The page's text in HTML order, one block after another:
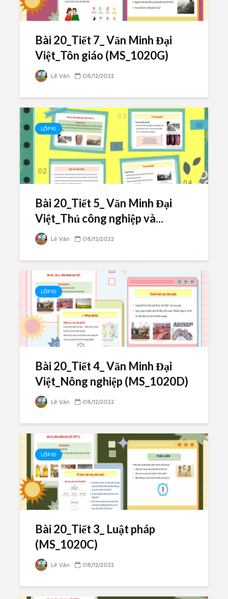
Bài 20_Tiết 7_ Văn Minh Đại
Việt_Tôn giáo (MS_1020G)
Lê Vân 08/12/2022
LỚP 10
Bài 20_Tiết 5_ Văn Minh Đại
Việt_Thủ công nghiệp và...
Lê Vân 08/12/2022
LỚP 10
Bài 20_Tiết 4_ Văn Minh Đại
Việt_Nông nghiệp (MS_1020D)
Lê Vân 08/12/2022
LỚP 10
Bài 20_Tiết 3_ Luật pháp
(MS_1020C)
Lê Vân 08/12/2022